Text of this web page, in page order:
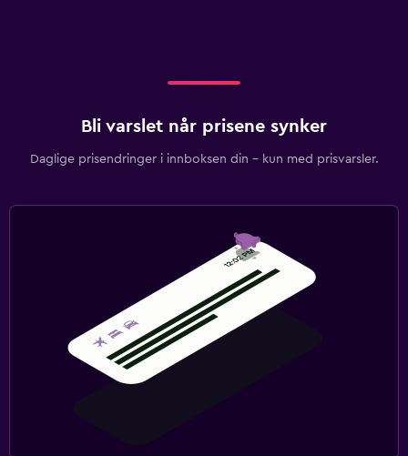
Bli varslet når prisene synker
Daglige prisendringer i innboksen din – kun med prisvarsler.